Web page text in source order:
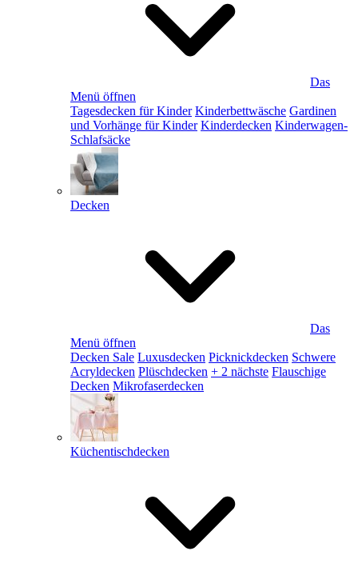
Das
Menü öffnen
Tagesdecken für Kinder Kinderbettwäsche Gardinen
und Vorhänge für Kinder Kinderdecken Kinderwagen-
Schlafsäcke
Decken
Das
Menü öffnen
Decken Sale Luxusdecken Picknickdecken Schwere
Acryldecken Plüschdecken + 2 nächste Flauschige
Decken Mikrofaserdecken
Küchentischdecken